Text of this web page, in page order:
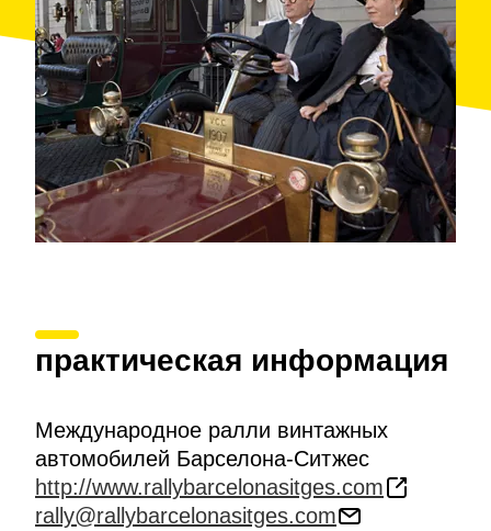
интереса.
практическая информация
Международное ралли винтажных
автомобилей Барселона-Ситжес
http://www.rallybarcelonasitges.com
rally@rallybarcelonasitges.com